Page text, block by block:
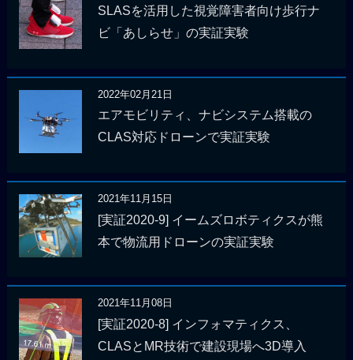
SLASを活用した視覚障害者向け歩行ナ
ビ「あしらせ」の実証実験
2022年02月21日
エアモビリティ、ナビシステム搭載の
CLAS対応ドローンで実証実験
2021年11月15日
[実証2020-9] イームズロボティクスが熊
本で物流用ドローンの実証実験
2021年11月08日
[実証2020-8] インフォマティクス、
CLASとMR技術で建設現場へ3D導入